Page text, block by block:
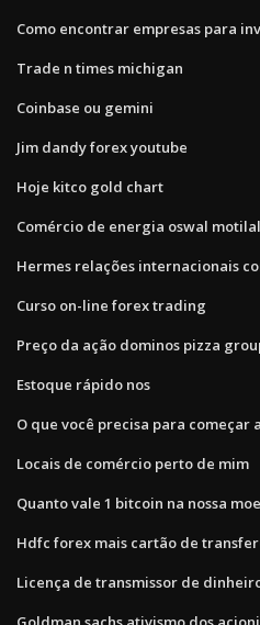
Como encontrar empresas para
Trade n times michigan
Coinbase ou gemini
Jim dandy forex youtube
Hoje kitco gold chart
Comércio de energia oswal motilal
Hermes relações internacionais
Curso on-line forex trading
Preço da ação dominos pizza
Estoque rápido nos
O que você precisa para começar
Locais de comércio perto de mim
Quanto vale 1 bitcoin na nossa
Hdfc forex mais cartão de
Licença de transmissor de